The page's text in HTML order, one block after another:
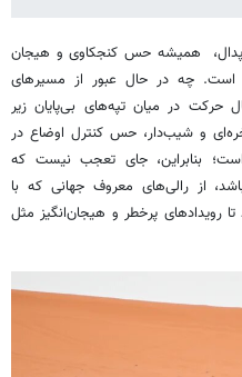
پدال، همیشه حس کنجکاوی و هیجان
است. چه در حال عبور از مسیرهای
حرکت در میان تپه‌های بی‌پایان زیر
و شیب‌دار، حس کنترل اوضاع در
بنابراین، جای تعجب نیست که
از رالی‌های معروف جهانی که با
رویدادهای پرخطر و هیجان‌انگیز مثل